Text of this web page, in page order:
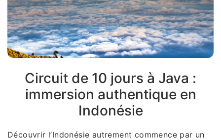
Circuit de 10 jours à Java :
immersion authentique en
Indonésie
Découvrir l’Indonésie autrement commence par un